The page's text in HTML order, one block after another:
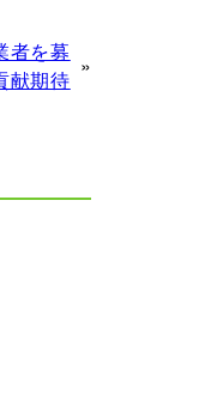
者を募
献期待
»